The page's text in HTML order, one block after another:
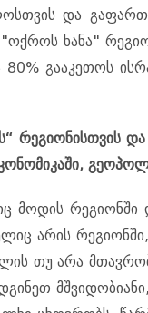
და
ხანა"
80% გა­ა­კე­თოს
რე­გი­ო­ნის­თვის
მო­დის რე­გი­ონ­ში
არის
თუ არა